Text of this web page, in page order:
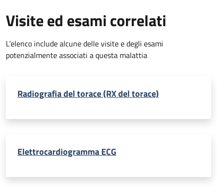
Visite ed esami correlati
L’elenco include alcune delle visite e degli esami
potenzialmente associati a questa malattia
Radiografia del torace (RX del torace)
Elettrocardiogramma ECG